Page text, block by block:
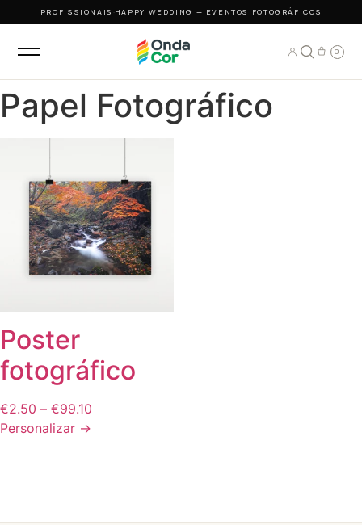
PROFISSIONAIS ·HAPPY WEDDING — EVENTOS FOTOGRÁFICOS
0
Papel Fotográfico
Poster
fotográfico
€2.50 – €99.10
Personalizar →